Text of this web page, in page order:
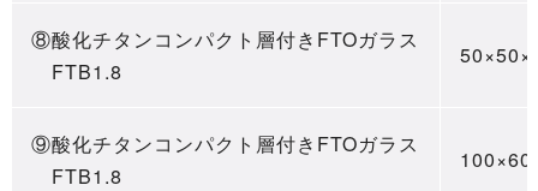
⑧酸化チタンコンパクト層付きFTOガラス
FTB1.8
⑨酸化チタンコンパクト層付きFTOガラス
FTB1.8